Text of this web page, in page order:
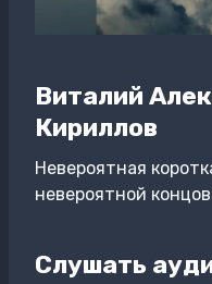
Виталий
Кириллов
Невероятная
невероятной
Слушать